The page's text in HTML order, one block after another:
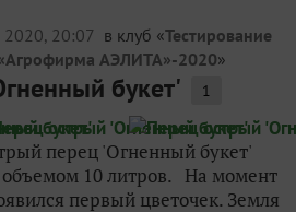
20:07 в клуб «Тестирование
АЭЛИТА»-2020»
букет' 1
перец 'Огненный букет'
10 литров. На момент
первый цветочек. Земля